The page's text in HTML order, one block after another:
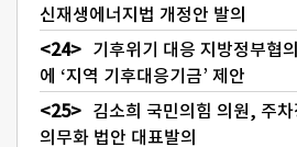
신재생에너지법 개정안 발의
기후위기 대응 지방정부협
에 ‘지역 기후대응기금’ 제안
김소희 국민의힘 의원, 주
의무화 법안 대표발의